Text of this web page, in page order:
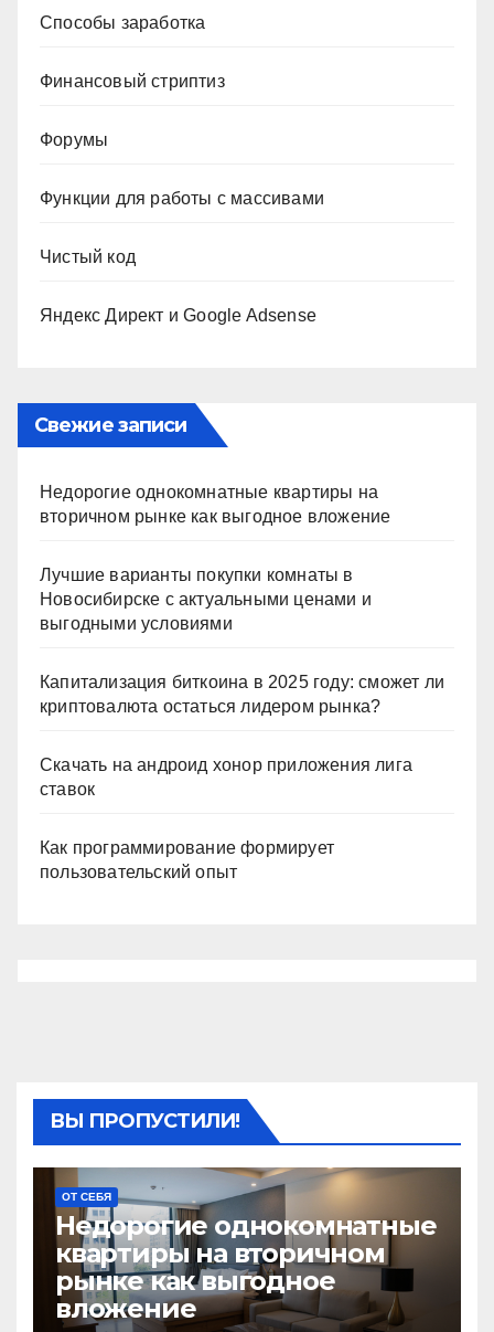
Способы заработка
Финансовый стриптиз
Форумы
Функции для работы с массивами
Чистый код
Яндекс Директ и Google Adsense
Свежие записи
Недорогие однокомнатные квартиры на
вторичном рынке как выгодное вложение
Лучшие варианты покупки комнаты в
Новосибирске с актуальными ценами и
выгодными условиями
Капитализация биткоина в 2025 году: сможет ли
криптовалюта остаться лидером рынка?
Скачать на андроид хонор приложения лига
ставок
Как программирование формирует
пользовательский опыт
ВЫ ПРОПУСТИЛИ!
ОТ СЕБЯ
Недорогие однокомнатные
квартиры на вторичном
рынке как выгодное
вложение